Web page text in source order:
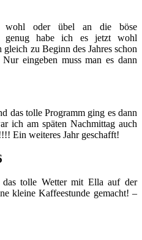
wohl oder übel an die böse
genug habe ich es jetzt wohl
zu Beginn des Jahres schon
eingeben muss man es dann
das tolle Programm ging es dann
ich am späten Nachmittag auch
Ein weiteres Jahr geschafft!
tolle Wetter mit Ella auf der
kleine Kaffeestunde gemacht! –